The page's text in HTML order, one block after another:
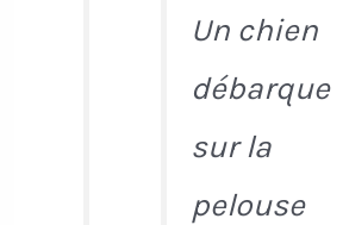
Un chien
débarque
sur la
pelouse